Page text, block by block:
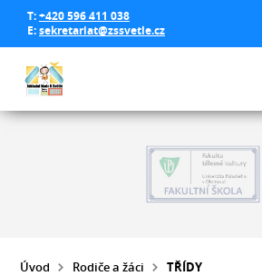
T:+420 596 411 038
E:sekretariat@zssvetle.cz
Úvod Rodiče a žáci TŘÍDY